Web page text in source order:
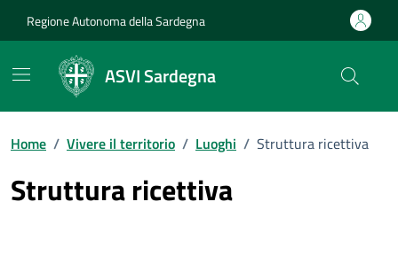
Regione Autonoma della Sardegna
ASVI Sardegna
Home / Vivere il territorio / Luoghi / Struttura ricettiva
Struttura ricettiva